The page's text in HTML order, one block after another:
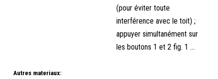
(pour éviter toute
interférence avec le toit) ;
appuyer simultanément sur
les boutons 1 et 2 fig. 1 ...
Autres materiaux: